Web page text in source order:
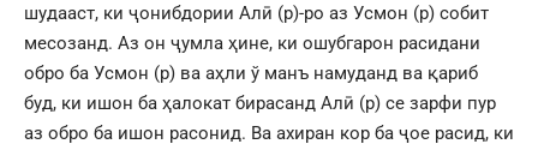
шудааст, ки ҷонибдории Алӣ (р)-ро аз Усмон (р) собит
месозанд. Аз он ҷумла ҳине, ки ошубгарон расидани
обро ба Усмон (р) ва аҳли ў манъ намуданд ва қариб
буд, ки ишон ба ҳалокат бирасанд Алӣ (р) се зарфи пур
аз обро ба ишон расонид. Ва ахиран кор ба ҷое расид, ки